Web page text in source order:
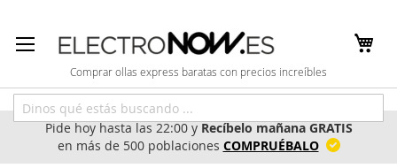
al
contenido
Comprar ollas express baratas con precios increíbles
Pide hoy hasta las 22:00 yRecíbelo mañana GRATIS
en más de 500 poblaciones COMPRUÉBALO